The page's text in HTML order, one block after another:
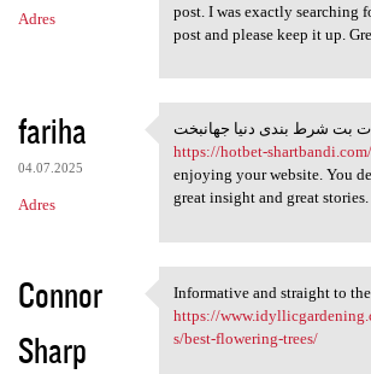
Adres
post. I was exactly searching
post and please keep it up.
fariha
04.07.2025
Adres
بت شرط بندی دنیا
بت شرط بندی دنیا جهانبخت
https://hotbet-shartbandi.com/
enjoying your website. You
great insight and great stories.
Connor
Sharp
Informative and
Informative and straight to
https://
s/best-flowering-trees/